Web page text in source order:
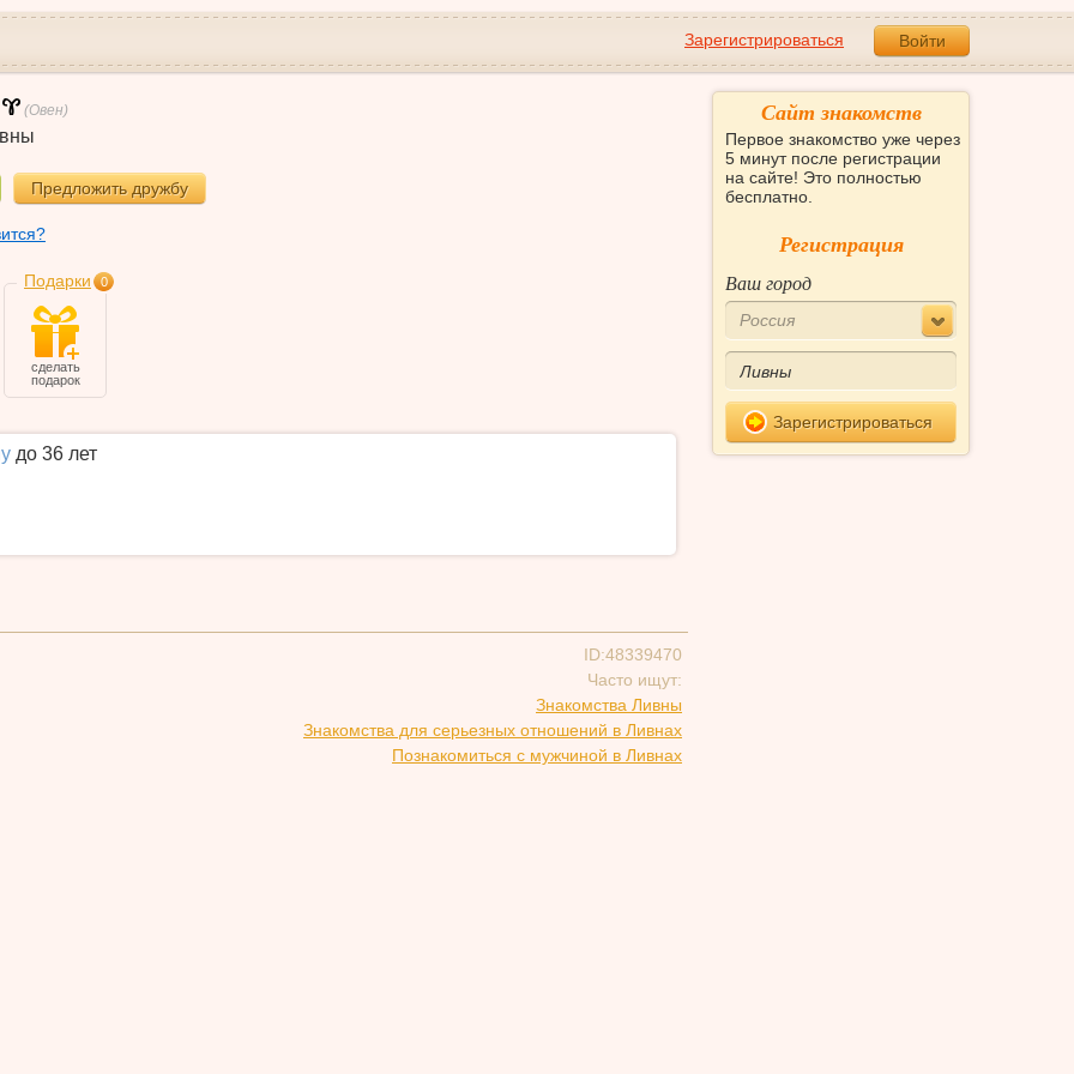
Зарегистрироваться Войти
(Овен)
Предложить дружбу
Подарки 0
сделать
подарок
до 36 лет
ID:48339470
Часто ищут:
Знакомства Ливны
Знакомства для серьезных отношений в Ливнах
Познакомиться с мужчиной в Ливнах
Сайт знакомств
Первое знакомство уже через
5 минут после регистрации
на сайте! Это полностью
бесплатно.
Регистрация
Ваш город
Россия
Зарегистрироваться